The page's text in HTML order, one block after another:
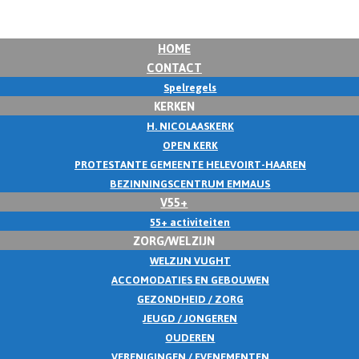
HOME
CONTACT
Spelregels
KERKEN
H. NICOLAASKERK
OPEN KERK
PROTESTANTE GEMEENTE HELEVOIRT-HAAREN
BEZINNINGSCENTRUM EMMAUS
V55+
55+ activiteiten
ZORG/WELZIJN
WELZIJN VUGHT
ACCOMODATIES EN GEBOUWEN
GEZONDHEID / ZORG
JEUGD / JONGEREN
OUDEREN